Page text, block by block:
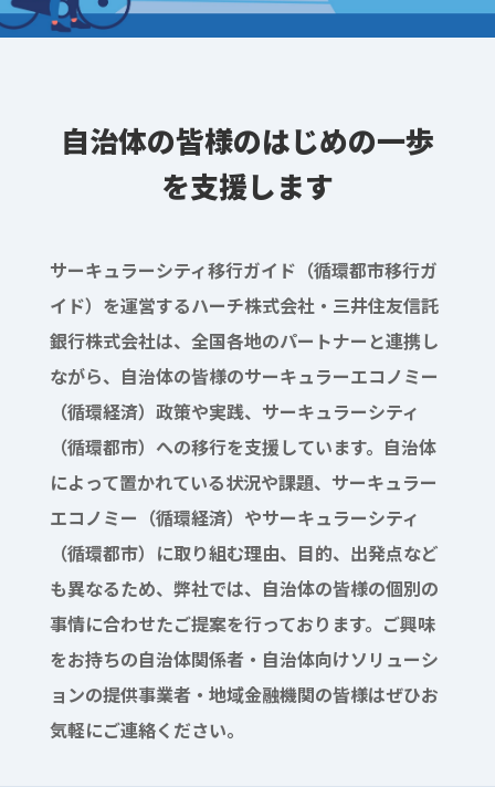
自治体の皆様のはじめの一歩
を支援します
サーキュラーシティ移行ガイド（循環都市移行ガ
イド）を運営するハーチ株式会社・三井住友信託
銀行株式会社は、全国各地のパートナーと連携し
ながら、自治体の皆様のサーキュラーエコノミー
（循環経済）政策や実践、サーキュラーシティ
（循環都市）への移行を支援しています。自治体
によって置かれている状況や課題、サーキュラー
エコノミー（循環経済）やサーキュラーシティ
（循環都市）に取り組む理由、目的、出発点など
も異なるため、弊社では、自治体の皆様の個別の
事情に合わせたご提案を行っております。ご興味
をお持ちの自治体関係者・自治体向けソリューシ
ョンの提供事業者・地域金融機関の皆様はぜひお
気軽にご連絡ください。